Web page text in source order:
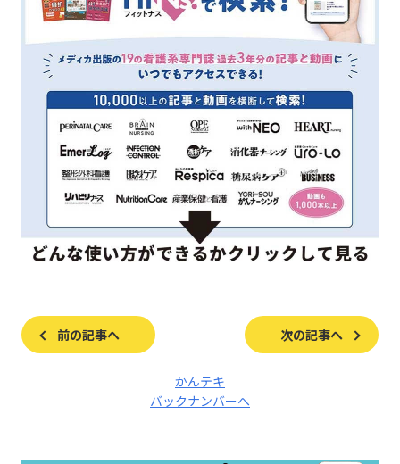
前の記事へ 次の記事へ
かんテキ
バックナンバーへ